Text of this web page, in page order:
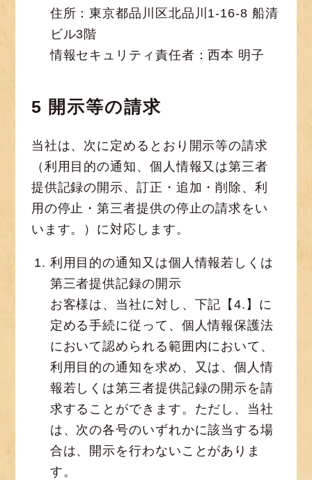
住所：東京都品川区北品川1-16-8 船清
ビル3階
情報セキュリティ責任者：西本 明子
5 開示等の請求
当社は、次に定めるとおり開示等の請求
（利用目的の通知、個人情報又は第三者
提供記録の開示、訂正・追加・削除、利
用の停止・第三者提供の停止の請求をい
います。）に対応します。
利用目的の通知又は個人情報若しくは
第三者提供記録の開示
お客様は、当社に対し、下記【4.】に
定める手続に従って、個人情報保護法
において認められる範囲内において、
利用目的の通知を求め、又は、個人情
報若しくは第三者提供記録の開示を請
求することができます。ただし、当社
は、次の各号のいずれかに該当する場
合は、開示を行わないことがありま
す。